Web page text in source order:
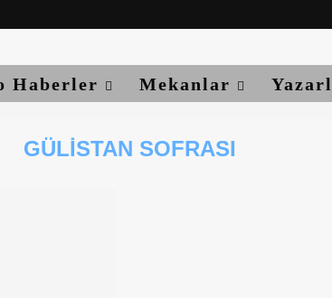
Haberler Mekanlar
GÜLISTAN SOFRASI